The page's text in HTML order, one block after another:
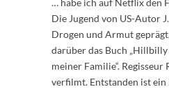
… habe ich auf Netflix den
Die Jugend von US-Autor
Drogen und Armut
darüber das Buch „Hillbilly
meiner Familie“.
verfilmt. Entstanden ist